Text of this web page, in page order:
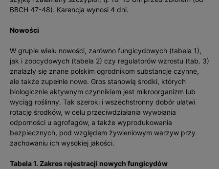
BBCH 47-48). Karencja wynosi 4 dni.
Nowości
W grupie wielu nowości, zarówno fungicydowych (tabela 1),
jak i zoocydowych (tabela 2) czy regulatorów wzrostu (tab. 3)
znalazły się znane polskim ogrodnikom substancje czynne,
ale także zupełnie nowe. Gros stanowią środki, których
biologicznie aktywnym czynnikiem jest mikroorganizm lub
wyciąg roślinny. Tak szeroki i wszechstronny dobór ułatwi
rotację środków, w celu przeciwdziałania wywołania
odporności u agrofagów, a także wyprodukowania
bezpiecznych, pod względem żywieniowym warzyw przy
zachowaniu ich wysokiej jakości.
Tabela 1. Zakres rejestracji nowych fungicydów